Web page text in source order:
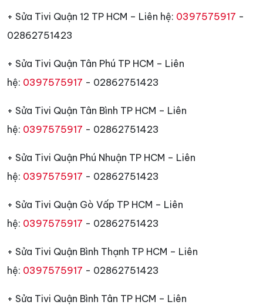
+ Sửa Tivi Quận 12 TP HCM – Liên hệ: 0397575917 -
02862751423
+ Sửa Tivi Quận Tân Phú TP HCM – Liên
hệ: 0397575917 - 02862751423
+ Sửa Tivi Quận Tân Bình TP HCM – Liên
hệ: 0397575917 - 02862751423
+ Sửa Tivi Quận Phú Nhuận TP HCM – Liên
hệ: 0397575917 - 02862751423
+ Sửa Tivi Quận Gò Vấp TP HCM – Liên
hệ: 0397575917 - 02862751423
+ Sửa Tivi Quận Bình Thạnh TP HCM – Liên
hệ: 0397575917 - 02862751423
+ Sửa Tivi Quận Bình Tân TP HCM – Liên